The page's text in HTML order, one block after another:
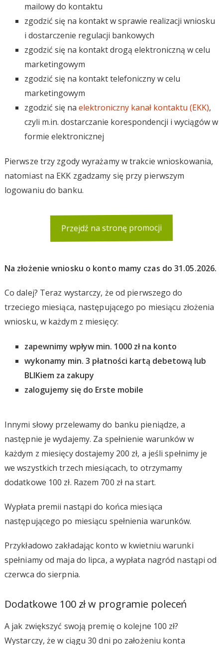
mailowy do kontaktu
zgodzić się na kontakt w sprawie realizacji wniosku
i dostarczenie regulacji bankowych
zgodzić się na kontakt drogą elektroniczną w celu
marketingowym
zgodzić się na kontakt telefoniczny w celu
marketingowym
zgodzić się na elektroniczny kanał kontaktu (EKK),
czyli m.in. dostarczanie korespondencji i wyciągów w
formie elektronicznej
Pierwsze trzy zgody wyrażamy w trakcie wnioskowania,
natomiast na EKK zgadzamy się przy pierwszym
logowaniu do banku.
Przejdź na stronę promocji
Na złożenie wniosku o konto mamy czas do 31.05.2026.
Co dalej? Teraz wystarczy, że od pierwszego do
trzeciego miesiąca, następującego po miesiącu złożenia
wniosku, w każdym z miesięcy:
zapewnimy wpływ min. 1000 zł na konto
wykonamy min. 3 płatności kartą debetową lub
BLIKiem za zakupy
zalogujemy się do Erste mobile
Innymi słowy przelewamy do banku pieniądze, a
następnie je wydajemy. Za spełnienie warunków w
każdym z miesięcy dostajemy 200 zł, a jeśli spełnimy je
we wszystkich trzech miesiącach, to otrzymamy
dodatkowe 100 zł. Razem 700 zł na start.
Wypłata premii nastąpi do końca miesiąca
następującego po miesiącu spełnienia warunków.
Przykładowo zakładając konto w kwietniu warunki
spełniamy od maja do lipca, a wypłata nagród nastąpi od
czerwca do sierpnia.
Dodatkowe 100 zł w programie poleceń
A jak zwiększyć swoją premię o kolejne 100 zł?
Wystarczy, że w ciągu 30 dni po założeniu konta